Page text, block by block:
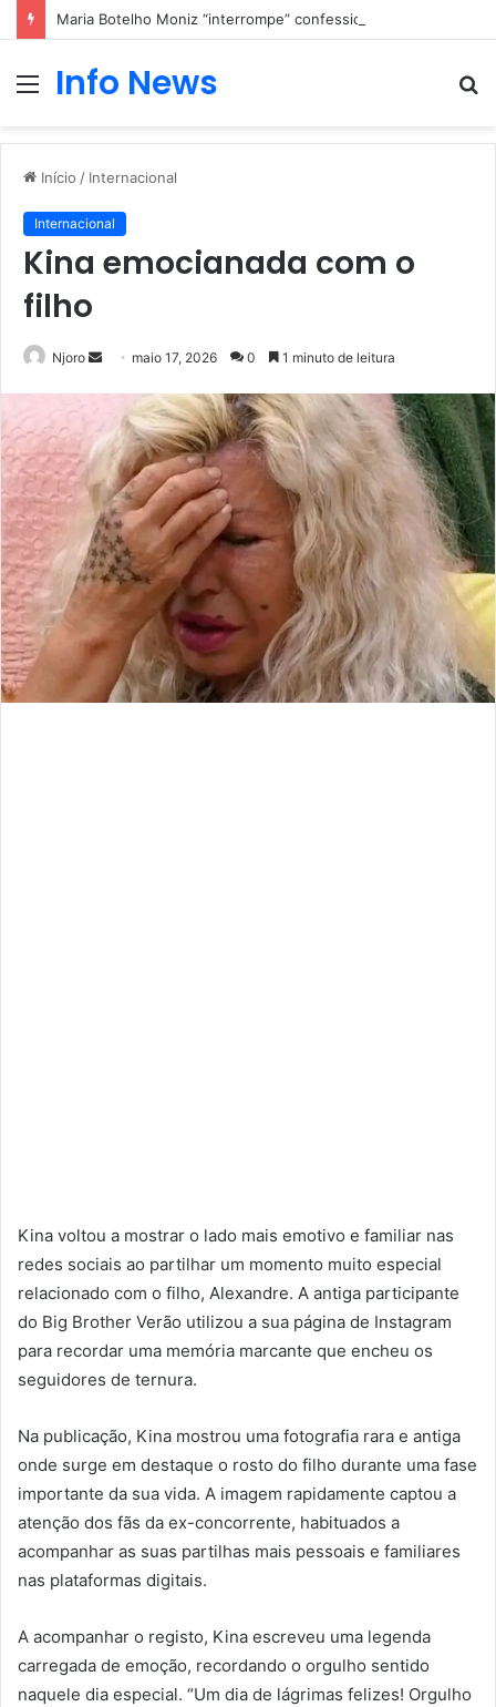
Maria Botelho Moniz “interrompe” confessionário
Menu
Info News
Início / Internacional
Internacional
Kina emocianada com o
filho
Njoro
Mande
mail
maio 17, 2026 0 1 minuto de leitura
Kina voltou a mostrar o lado mais emotivo e familiar nas
redes sociais ao partilhar um momento muito especial
relacionado com o filho, Alexandre. A antiga participante
do Big Brother Verão utilizou a sua página de Instagram
para recordar uma memória marcante que encheu os
seguidores de ternura.
Na publicação, Kina mostrou uma fotografia rara e antiga
onde surge em destaque o rosto do filho durante uma fase
importante da sua vida. A imagem rapidamente captou a
atenção dos fãs da ex-concorrente, habituados a
acompanhar as suas partilhas mais pessoais e familiares
nas plataformas digitais.
A acompanhar o registo, Kina escreveu uma legenda
carregada de emoção, recordando o orgulho sentido
naquele dia especial. “Um dia de lágrimas felizes! Orgulho